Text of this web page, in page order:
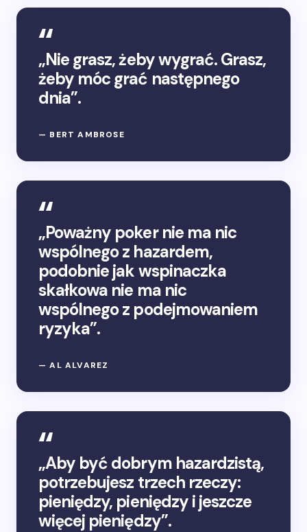
„Nie grasz, żeby wygrać. Grasz,
żeby móc grać następnego
dnia”.
— BERT AMBROSE
„Poważny poker nie ma nic
wspólnego z hazardem,
podobnie jak wspinaczka
skałkowa nie ma nic
wspólnego z podejmowaniem
ryzyka”.
— AL ALVAREZ
„Aby być dobrym hazardzistą,
potrzebujesz trzech rzeczy:
pieniędzy, pieniędzy i jeszcze
więcej pieniędzy”.